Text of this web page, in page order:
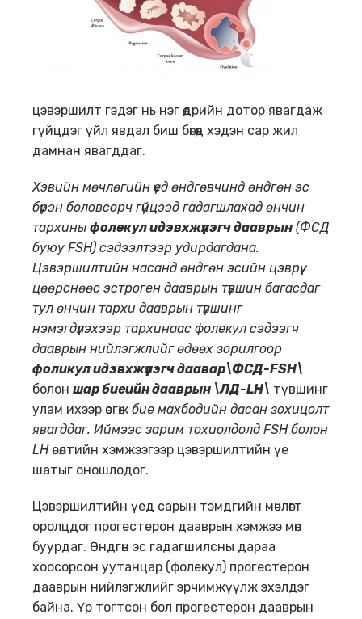
цэвэршилт гэдэг нь нэг өдрийн дотор явагдаж
гүйцдэг үйл явдал биш бөгөөд хэдэн сар жил
дамнан явагддаг.
Хэвийн мөчлөгийн үед өндгөвчинд өндгөн эс
бүрэн боловсорч гүйцээд гадагшлахад өнчин
тархины фолекул идэвхжүүлэгч дааврын (ФСД
буюу FSH) сэдээлтээр удирдагдана.
Цэвэршилтийн насанд өндгөн эсийн цэврүү
цөөрснөөс эстроген дааврын түвшин багасдаг
тул өнчин тархи дааврын түвшинг
нэмэгдүүлэхээр тархинаас фолекул сэдээгч
дааврын нийлэгжлийг өдөөх зорилгоор
фоликул идэвхжүүлэгч даавар\ФCД-FSH\
болон шар биеийн дааврын \ЛД-LH\ түвшинг
улам ихээр өсгөж бие махбодийн дасан зохицолт
явагддаг. Иймээс зарим тохиолдолд FSHболон
LHөсөлтийн хэмжээгээр цэвэршилтийн үе
шатыг оношлодог.
Цэвэршилтийн үед сарын тэмдгийн мөчлөгт
оролцдог прогестерон дааврын хэмжээ мөн
буурдаг. Өндгөн эс гадагшилсны дараа
хоосорсон уутанцар (фолекул) прогестерон
дааврын нийлэгжлийг эрчимжүүлж эхэлдэг
байна. Үр тогтсон бол прогестерон дааврын